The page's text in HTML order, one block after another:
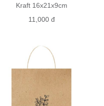
Kraft 16x21x9cm
11,000 đ